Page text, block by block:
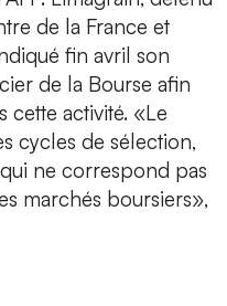
de la France et
fin avril son
de la Bourse afin
cette activité. «Le
cycles de sélection,
ne correspond pas
marchés boursiers»,